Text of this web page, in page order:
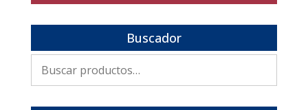
Buscador
por: